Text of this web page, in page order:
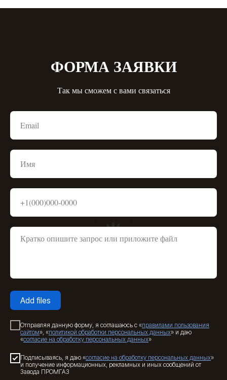
ФОРМА ЗАЯВКИ
Так мы сможем с вами связаться
Add files
Отправляя данную форму, я соглашаюсь с «правилами пользования
сайтом», «политикой обработки персональных данных» и даю
«согласие на обработку персональных данных»
Подписываясь, я даю «согласие на обработку персональных данных»
и получение информационных, рекламных и иных сообщений от
Завода ПРОМГАЗ